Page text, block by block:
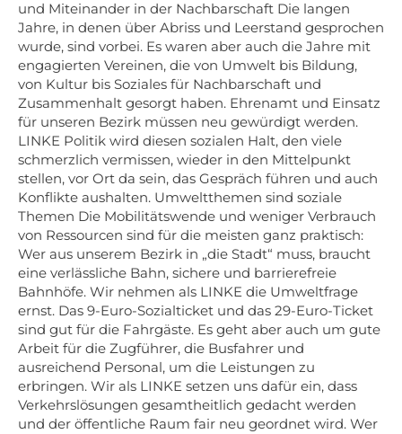
und Miteinander in der Nachbarschaft Die langen
Jahre, in denen über Abriss und Leerstand gesprochen
wurde, sind vorbei. Es waren aber auch die Jahre mit
engagierten Vereinen, die von Umwelt bis Bildung,
von Kultur bis Soziales für Nachbarschaft und
Zusammenhalt gesorgt haben. Ehrenamt und Einsatz
für unseren Bezirk müssen neu gewürdigt werden.
LINKE Politik wird diesen sozialen Halt, den viele
schmerzlich vermissen, wieder in den Mittelpunkt
stellen, vor Ort da sein, das Gespräch führen und auch
Konflikte aushalten. Umweltthemen sind soziale
Themen Die Mobilitätswende und weniger Verbrauch
von Ressourcen sind für die meisten ganz praktisch:
Wer aus unserem Bezirk in „die Stadt“ muss, braucht
eine verlässliche Bahn, sichere und barrierefreie
Bahnhöfe. Wir nehmen als LINKE die Umweltfrage
ernst. Das 9-Euro-Sozialticket und das 29-Euro-Ticket
sind gut für die Fahrgäste. Es geht aber auch um gute
Arbeit für die Zugführer, die Busfahrer und
ausreichend Personal, um die Leistungen zu
erbringen. Wir als LINKE setzen uns dafür ein, dass
Verkehrslösungen gesamtheitlich gedacht werden
und der öffentliche Raum fair neu geordnet wird. Wer